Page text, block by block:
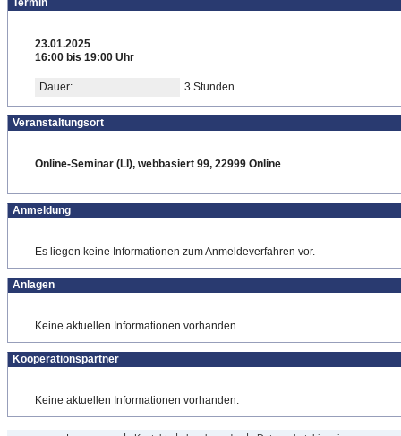
Termin
23.01.2025
16:00 bis 19:00 Uhr
Dauer: 3 Stunden
Veranstaltungsort
Online-Seminar (LI), webbasiert 99, 22999 Online
Anmeldung
Es liegen keine Informationen zum Anmeldeverfahren vor.
Anlagen
Keine aktuellen Informationen vorhanden.
Kooperationspartner
Keine aktuellen Informationen vorhanden.